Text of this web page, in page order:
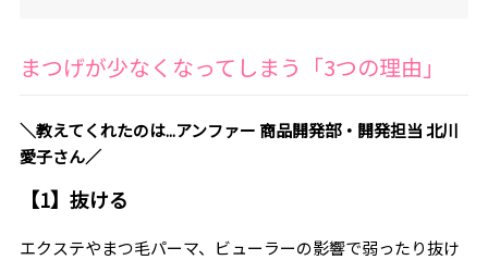
まつげが少なくなってしまう「3つの理由」
＼教えてくれたのは...アンファー 商品開発部・開発担当 北川
愛子さん／
【1】抜ける
エクステやまつ毛パーマ、ビューラーの影響で弱ったり抜け